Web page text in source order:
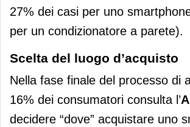
27% dei casi per uno
per un condizionatore a parete).
Scelta del luogo d’acquisto
Nella fase finale del processo di
16% dei consumatori consulta l’
decidere “dove” acquistare uno